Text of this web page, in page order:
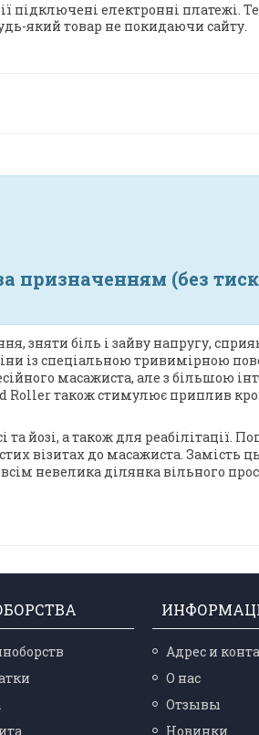
підключені електронні платежі.
який товар не покидаючи сайту.
призначенням (без
зняти біль і зайву напругу,
із спеціальною тривимірною
масажиста, але з більшою
також стимулює приплив
йозі, а також для реабілітації.
візитах до масажиста. Замість
невелика ділянка вільного
Адрес и
О нас
Отзывы
Новинки